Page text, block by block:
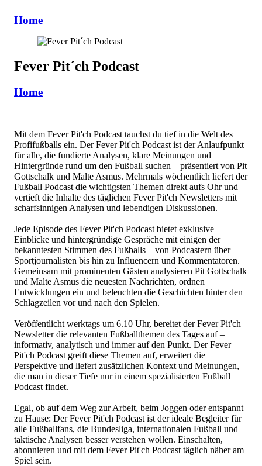
Home
Fever Pit´ch Podcast
Home
Mit dem Fever Pit'ch Podcast tauchst du tief in die Welt des
Profifußballs ein. Der Fever Pit'ch Podcast ist der Anlaufpunkt
für alle, die fundierte Analysen, klare Meinungen und
Hintergründe rund um den Fußball suchen – präsentiert von Pit
Gottschalk und Malte Asmus. Mehrmals wöchentlich liefert der
Fußball Podcast die wichtigsten Themen direkt aufs Ohr und
vertieft die Inhalte des täglichen Fever Pit'ch Newsletters mit
scharfsinnigen Analysen und lebendigen Diskussionen.
Jede Episode des Fever Pit'ch Podcast bietet exklusive
Einblicke und hintergründige Gespräche mit einigen der
bekanntesten Stimmen des Fußballs – von Podcastern über
Sportjournalisten bis hin zu Influencern und Kommentatoren.
Gemeinsam mit prominenten Gästen analysieren Pit Gottschalk
und Malte Asmus die neuesten Nachrichten, ordnen
Entwicklungen ein und beleuchten die Geschichten hinter den
Schlagzeilen vor und nach den Spielen.
Veröffentlicht werktags um 6.10 Uhr, bereitet der Fever Pit'ch
Newsletter die relevanten Fußballthemen des Tages auf –
informativ, analytisch und immer auf den Punkt. Der Fever
Pit'ch Podcast greift diese Themen auf, erweitert die
Perspektive und liefert zusätzlichen Kontext und Meinungen,
die man in dieser Tiefe nur in einem spezialisierten Fußball
Podcast findet.
Egal, ob auf dem Weg zur Arbeit, beim Joggen oder entspannt
zu Hause: Der Fever Pit'ch Podcast ist der ideale Begleiter für
alle Fußballfans, die Bundesliga, internationalen Fußball und
taktische Analysen besser verstehen wollen. Einschalten,
abonnieren und mit dem Fever Pit'ch Podcast täglich näher am
Spiel sein.